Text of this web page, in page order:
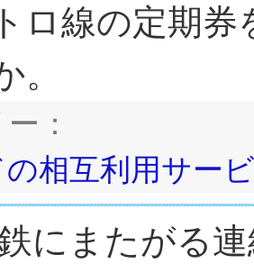
ロ線の定期
。
：
相互利用サー
にまたがる